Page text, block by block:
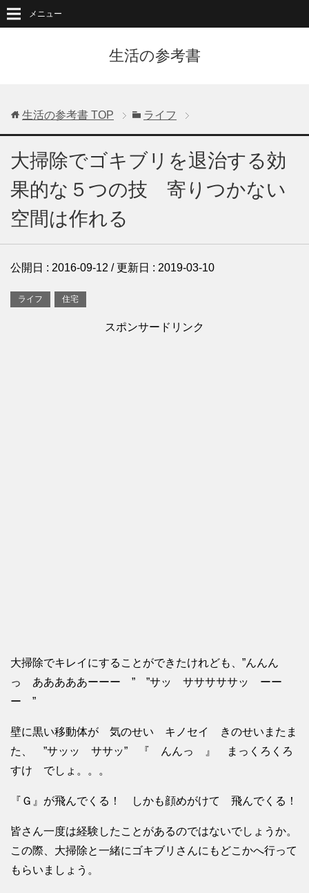
生活の参考書
メニュー
生活の参考書 TOP ライフ
大掃除でゴキブリを退治する効
果的な５つの技 寄りつかない
空間は作れる
公開日 : 2016-09-12 / 更新日 : 2019-03-10
ライフ 住宅
スポンサードリンク
大掃除でキレイにすることができたけれども、”んんん
っ あああああーーー ” ”サッ サササササッ ーー
ー ”
壁に黒い移動体が 気のせい キノセイ きのせいまたま
た、 ”サッッ ササッ” 『 んんっ 』 まっくろくろ
すけ でしょ。。。
『Ｇ』が飛んでくる！ しかも顔めがけて 飛んでくる！
皆さん一度は経験したことがあるのではないでしょうか。
この際、大掃除と一緒にゴキブリさんにもどこかへ行って
もらいましょう。